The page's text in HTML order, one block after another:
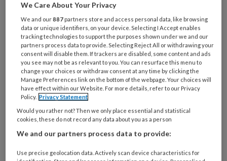
artikelen gratis per maand
Al een account of abonnement?Log dan in
Wat
is
je
e-
mailadres?
Kies
je
We Care About Your Privacy
We and our887 partners store and access personal data, like browsing
data or unique identifiers, on your device. Selecting I Accept enables
tracking technologies to support the purposes shown under we and our
partners process data to provide. Selecting Reject All or withdrawing your
consent will disable them. If trackers are disabled, some content and ads
you see may not be as relevant to you. You can resurface this menu to
change your choices or withdraw consent at any time by clicking the
Manage Preferences link on the bottom of the webpage. Your choices will
have effect within our Website. For more details, refer to our Privacy
Policy. Privacy Statement
Would you rather not? Then we only place essential and statistical
cookies, these do not record any data about you as a person
We and our partners process data to provide:
Use precise geolocation data. Actively scan device characteristics for